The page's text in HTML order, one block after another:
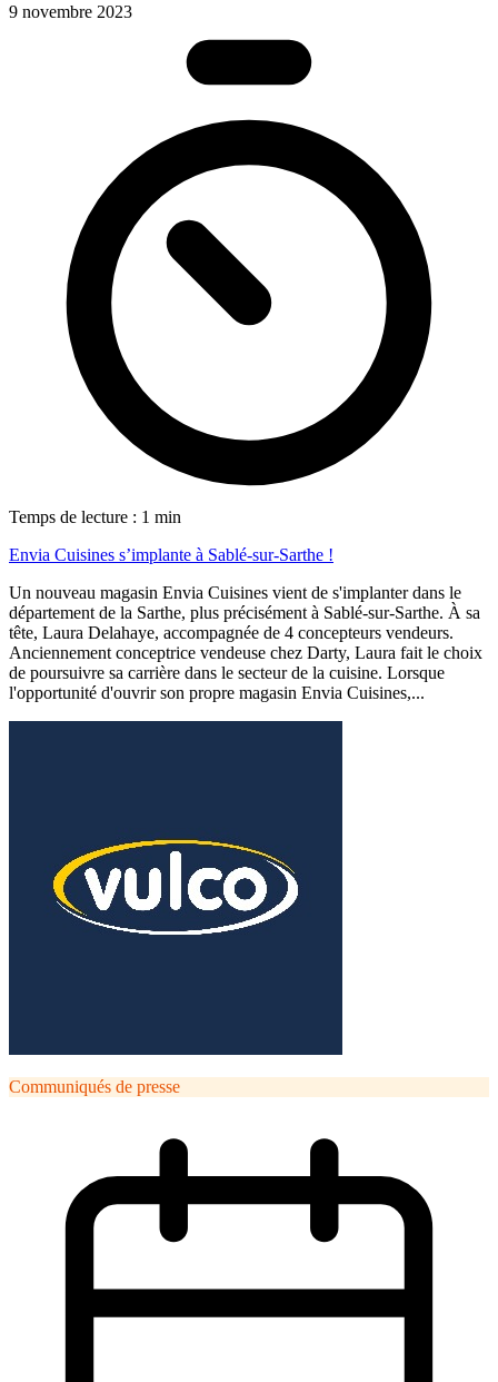
9 novembre 2023
Temps de lecture : 1 min
Envia Cuisines s’implante à Sablé-sur-Sarthe !
Un nouveau magasin Envia Cuisines vient de s'implanter dans le
département de la Sarthe, plus précisément à Sablé-sur-Sarthe. À sa
tête, Laura Delahaye, accompagnée de 4 concepteurs vendeurs.
Anciennement conceptrice vendeuse chez Darty, Laura fait le choix
de poursuivre sa carrière dans le secteur de la cuisine. Lorsque
l'opportunité d'ouvrir son propre magasin Envia Cuisines,...
Communiqués de presse